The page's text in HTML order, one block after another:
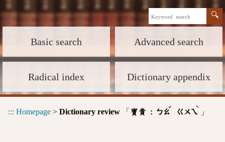
Basic search Advanced search
Radical index Dictionary appendix
::: Homepage > Dictionary review 「 寶貴 : ㄅㄠ
ˇ
ㄍㄨㄟ
ˋ
」